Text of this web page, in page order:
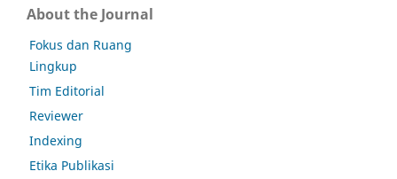
About the Journal
Fokus dan Ruang
Lingkup
Tim Editorial
Reviewer
Indexing
Etika Publikasi